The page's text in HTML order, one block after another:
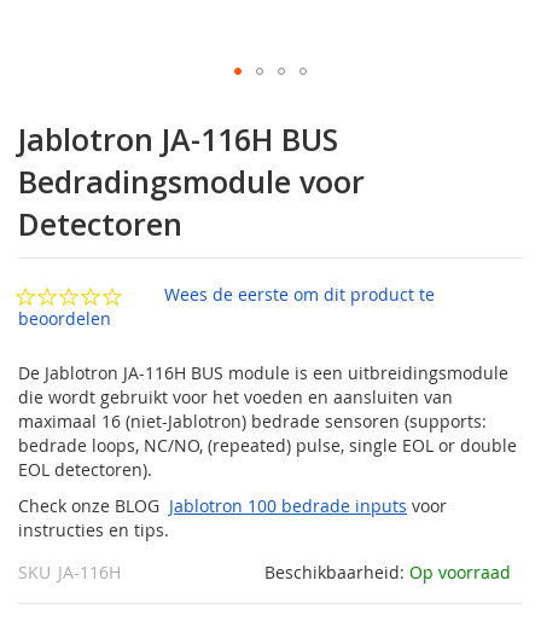
naar
het
begin
van
de
Jablotron JA-116H BUS
Bedradingsmodule voor
Detectoren
Wees de eerste om dit product te
beoordelen
De Jablotron JA-116H BUS module is een uitbreidingsmodule
die wordt gebruikt voor het voeden en aansluiten van
maximaal 16 (niet-Jablotron) bedrade sensoren (supports:
bedrade loops, NC/NO, (repeated) pulse, single EOL or double
EOL detectoren).
Check onze BLOG Jablotron 100 bedrade inputs voor
instructies en tips.
Beschikbaarheid: Op voorraad
SKU JA-116H